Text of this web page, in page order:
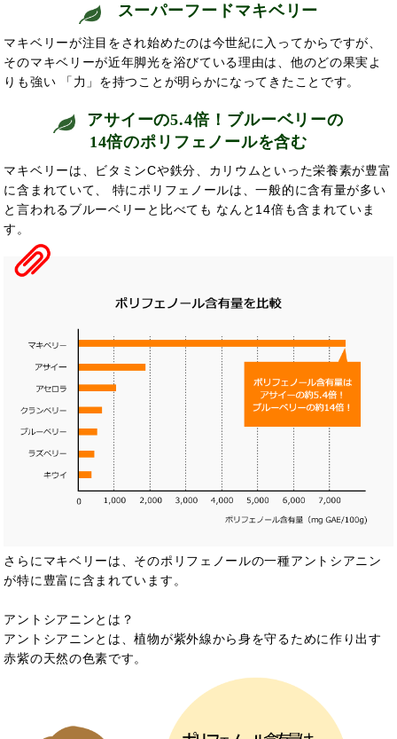
スーパーフードマキベリー
マキベリーが注目をされ始めたのは今世紀に入ってからですが、
そのマキベリーが近年脚光を浴びている理由は、他のどの果実よ
りも強い
「力」を持つことが明らかになってきたことです。
アサイーの5.4倍！ブルーベリーの
14倍のポリフェノールを含む
マキベリーは、ビタミンCや鉄分、カリウムといった栄養素が豊富
に含まれていて、 特にポリフェノールは、一般的に含有量が多い
と言われるブルーベリーと比べても なんと14倍も含まれていま
す。
さらにマキベリーは、そのポリフェノールの一種アントシアニン
が特に豊富に含まれています。
アントシアニンとは？
アントシアニンとは、植物が紫外線から身を守るために作り出す
赤紫の天然の色素です。